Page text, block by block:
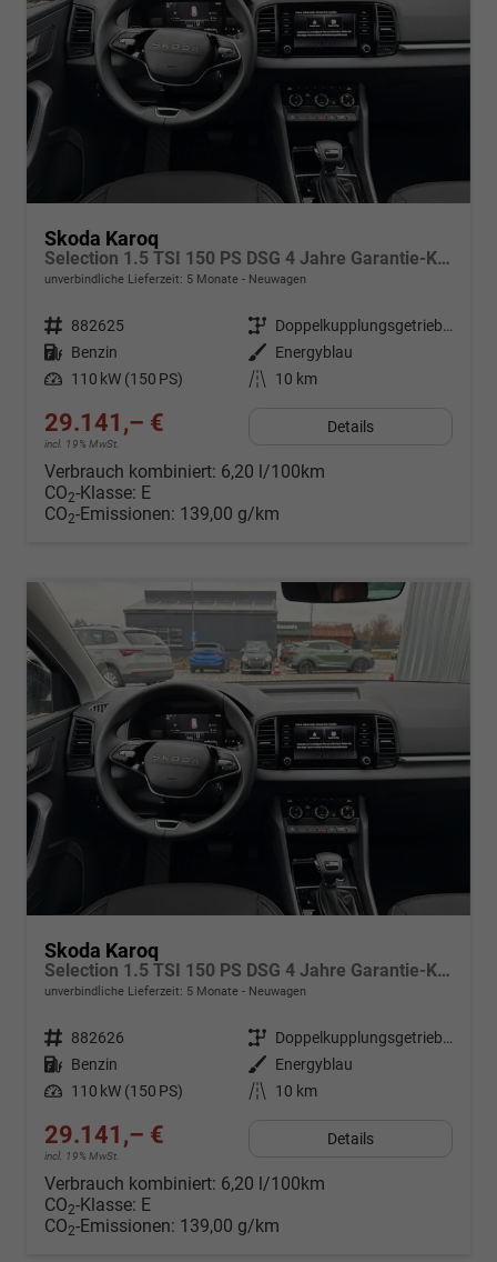
Skoda Karoq
Selection 1.5 TSI 150 PS DSG 4 Jahre Garantie-Keyless Start-AppleCarPlay-AndroidAuto-Sunset-Tempomat-2-Zonen-Klima-16''Alu
unverbindliche Lieferzeit: 5 Monate Neuwagen
Fahrzeugnr. 882625 Getriebe
Doppelkupplungsgetriebe (DSG)
Kraftstoff Benzin Außenfarbe
Energyblau
Leistung 110 kW (150 PS) Kilometerstand 10 km
29.141,– €
incl. 19% MwSt.
Details
Verbrauch kombiniert: 6,20 l/100km
CO2-Klasse: E
CO2-Emissionen: 139,00 g/km
Skoda Karoq
Selection 1.5 TSI 150 PS DSG 4 Jahre Garantie-Keyless Start-AppleCarPlay-AndroidAuto-Sunset-Tempomat-2-Zonen-Klima-16''Alu
unverbindliche Lieferzeit: 5 Monate Neuwagen
Fahrzeugnr. 882626 Getriebe
Doppelkupplungsgetriebe (DSG)
Kraftstoff Benzin Außenfarbe
Energyblau
Leistung 110 kW (150 PS) Kilometerstand 10 km
29.141,– €
incl. 19% MwSt.
Details
Verbrauch kombiniert: 6,20 l/100km
CO2-Klasse: E
CO2-Emissionen: 139,00 g/km